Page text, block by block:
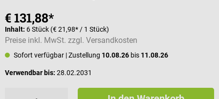
€ 131,88*
Inhalt: 6 Stück (€ 21,98* / 1 Stück)
Preise inkl. MwSt. zzgl. Versandkosten
Sofort verfügbar | Zustellung 10.08.26 bis 11.08.26
Verwendbar bis: 28.02.2031